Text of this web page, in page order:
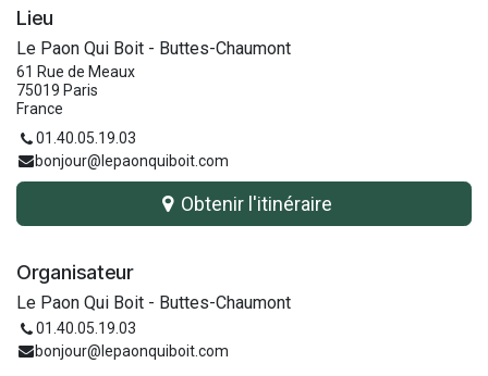
Lieu
Le Paon Qui Boit - Buttes-Chaumont
61 Rue de Meaux
75019 Paris
France
01.40.05.19.03
bonjour@lepaonquiboit.com
Obtenir l'itinéraire
Organisateur
Le Paon Qui Boit - Buttes-Chaumont
01.40.05.19.03
bonjour@lepaonquiboit.com